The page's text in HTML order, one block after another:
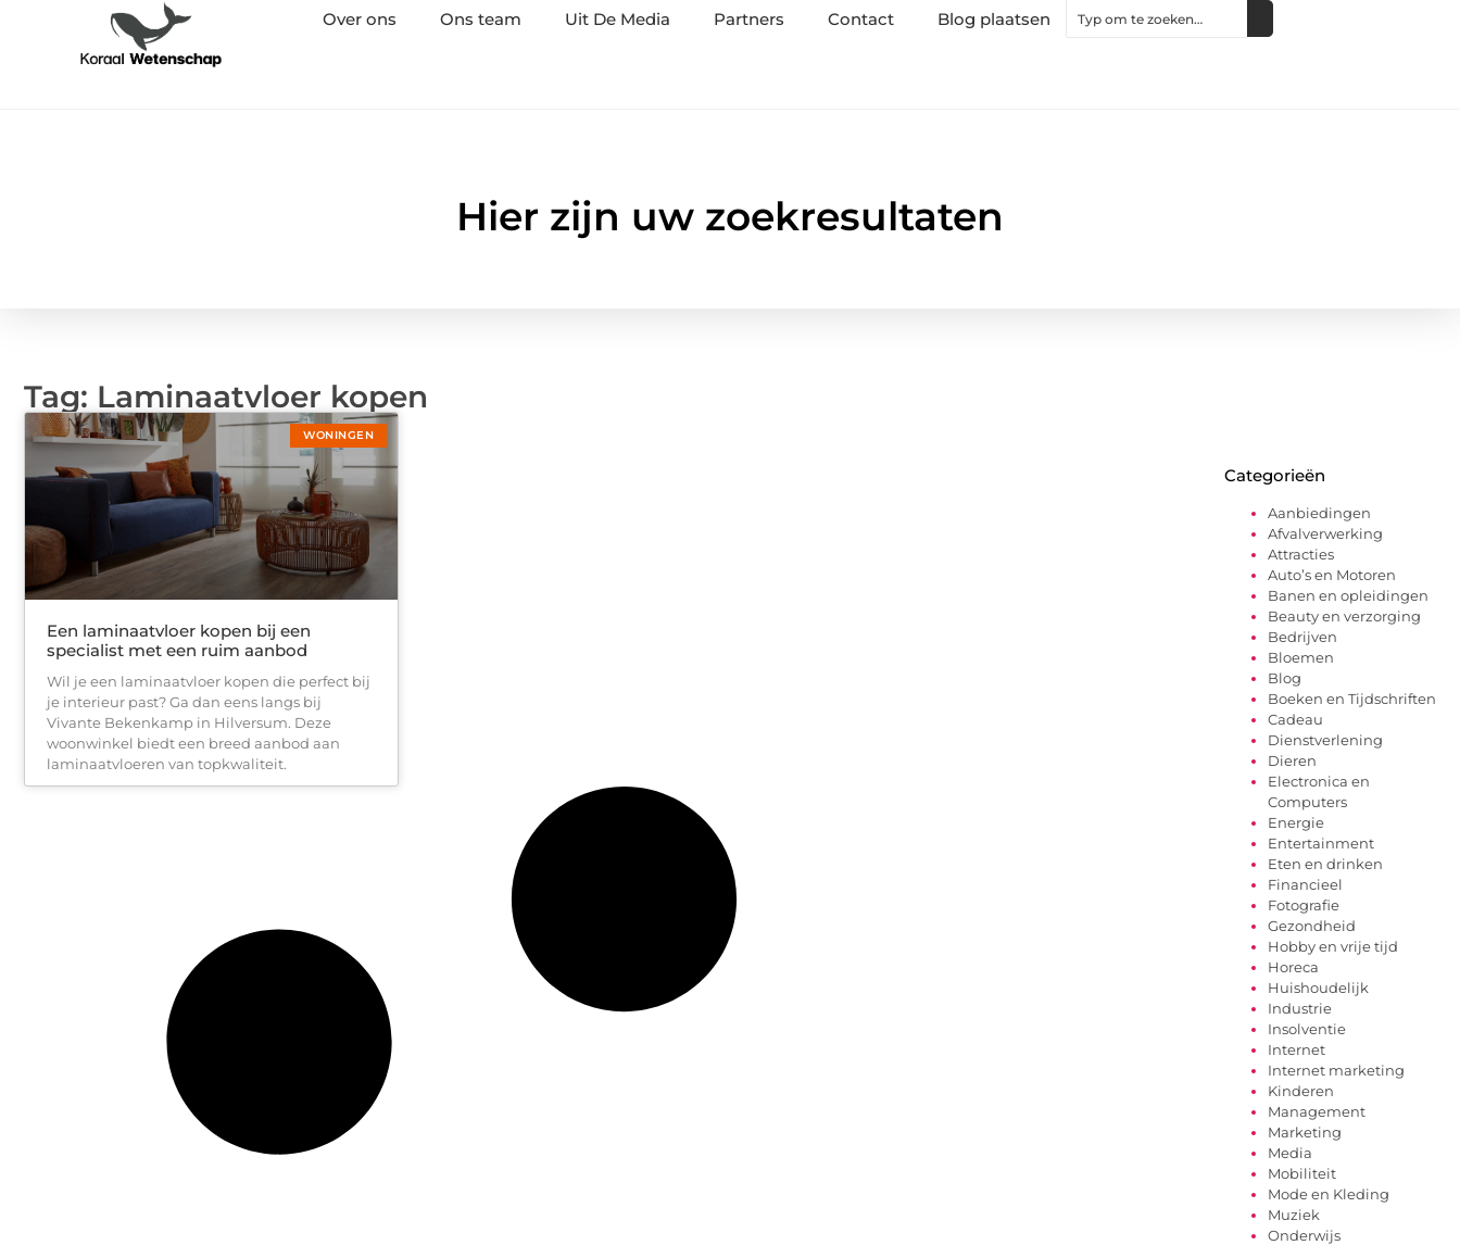
Over ons Ons team Uit De Media Partners Contact Blog plaatsen
Hier zijn uw zoekresultaten
Tag: Laminaatvloer kopen
WONINGEN
Een laminaatvloer kopen bij een
specialist met een ruim aanbod
Wil je een laminaatvloer kopen die perfect bij
je interieur past? Ga dan eens langs bij
Vivante Bekenkamp in Hilversum. Deze
woonwinkel biedt een breed aanbod aan
laminaatvloeren van topkwaliteit.
Categorieën
Aanbiedingen
Afvalverwerking
Attracties
Auto’s en Motoren
Banen en opleidingen
Beauty en verzorging
Bedrijven
Bloemen
Blog
Boeken en Tijdschriften
Cadeau
Dienstverlening
Dieren
Electronica en
Computers
Energie
Entertainment
Eten en drinken
Financieel
Fotografie
Gezondheid
Hobby en vrije tijd
Horeca
Huishoudelijk
Industrie
Insolventie
Internet
Internet marketing
Kinderen
Management
Marketing
Media
Mobiliteit
Mode en Kleding
Muziek
Onderwijs